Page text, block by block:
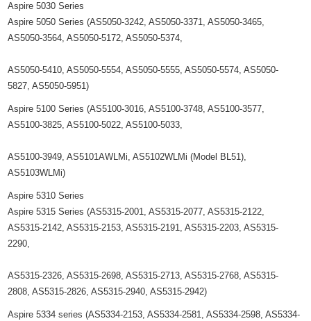
Aspire 5030 Series
Aspire 5050 Series (AS5050-3242, AS5050-3371, AS5050-3465,
AS5050-3564, AS5050-5172, AS5050-5374,
AS5050-5410, AS5050-5554, AS5050-5555, AS5050-5574, AS5050-
5827, AS5050-5951)
Aspire 5100 Series (AS5100-3016, AS5100-3748, AS5100-3577,
AS5100-3825, AS5100-5022, AS5100-5033,
AS5100-3949, AS5101AWLMi, AS5102WLMi (Model BL51),
AS5103WLMi)
Aspire 5310 Series
Aspire 5315 Series (AS5315-2001, AS5315-2077, AS5315-2122,
AS5315-2142, AS5315-2153, AS5315-2191, AS5315-2203, AS5315-
2290,
AS5315-2326, AS5315-2698, AS5315-2713, AS5315-2768, AS5315-
2808, AS5315-2826, AS5315-2940, AS5315-2942)
Aspire 5334 series (AS5334-2153, AS5334-2581, AS5334-2598, AS5334-